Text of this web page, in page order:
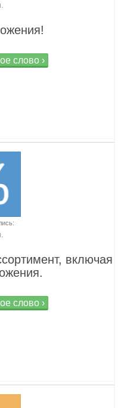
слово ›
включая
слово ›